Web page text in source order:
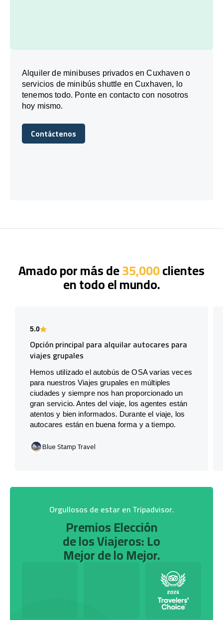
Alquiler de minibuses privados en Cuxhaven o
servicios de minibús shuttle en Cuxhaven, lo
tenemos todo. Ponte en contacto con nosotros
hoy mismo.
Contáctenos
Contáctenos
Amado por más de35,000clientes
en todo el mundo.
5.0
Opción principal para alquilar autocares para
viajes grupales
Hemos utilizado el autobús de OSA varias veces
para nuestros Viajes grupales en múltiples
ciudades y siempre nos han proporcionado un
gran servicio. Antes del viaje, los agentes están
atentos y bien informados. Durante el viaje, los
autocares están en buena forma y a tiempo.
Blue Stamp Travel
Orgullosos de estar en Tripadvisor.
Premios Elección
de los Viajeros: Lo
Mejor de lo Mejor.